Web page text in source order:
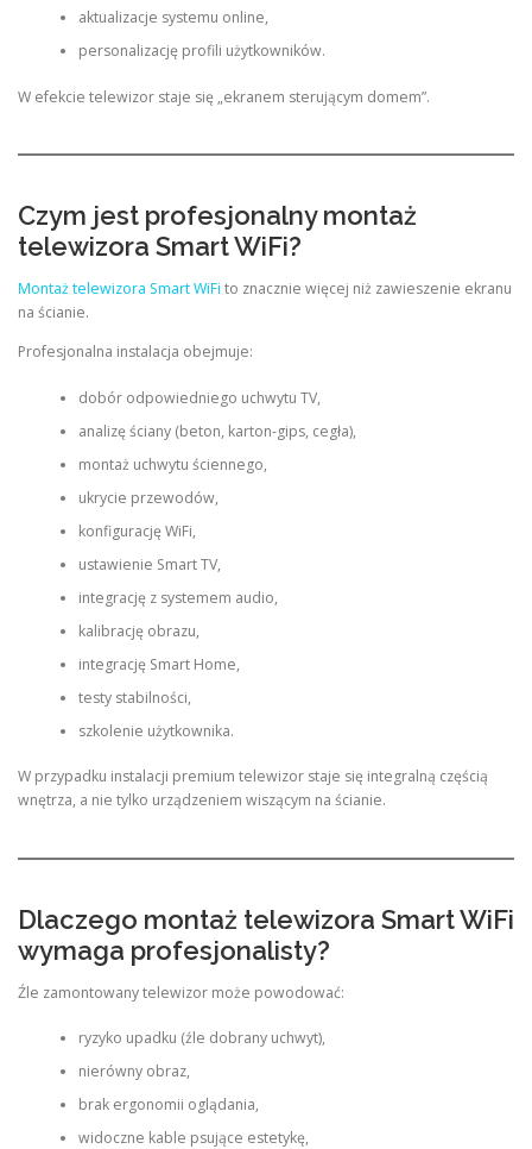
aktualizacje systemu online,
personalizację profili użytkowników.
W efekcie telewizor staje się „ekranem sterującym domem”.
Czym jest profesjonalny montaż
telewizora Smart WiFi?
Montaż telewizora Smart WiFi to znacznie więcej niż zawieszenie ekranu
na ścianie.
Profesjonalna instalacja obejmuje:
dobór odpowiedniego uchwytu TV,
analizę ściany (beton, karton-gips, cegła),
montaż uchwytu ściennego,
ukrycie przewodów,
konfigurację WiFi,
ustawienie Smart TV,
integrację z systemem audio,
kalibrację obrazu,
integrację Smart Home,
testy stabilności,
szkolenie użytkownika.
W przypadku instalacji premium telewizor staje się integralną częścią
wnętrza, a nie tylko urządzeniem wiszącym na ścianie.
Dlaczego montaż telewizora Smart WiFi
wymaga profesjonalisty?
Źle zamontowany telewizor może powodować:
ryzyko upadku (źle dobrany uchwyt),
nierówny obraz,
brak ergonomii oglądania,
widoczne kable psujące estetykę,